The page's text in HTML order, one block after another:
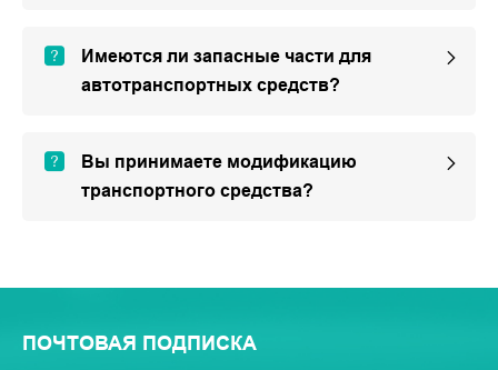
Имеются ли запасные части для
автотранспортных средств?
Вы принимаете модификацию
транспортного средства?
ПОЧТОВАЯ ПОДПИСКА